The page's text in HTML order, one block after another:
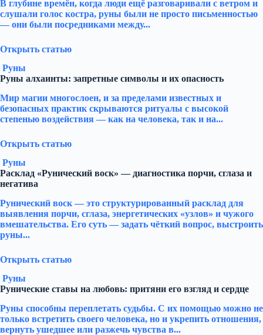
В глубине времён, когда люди ещё разговаривали с ветром и
слушали голос костра, руны были не просто письменностью
— они были посредниками между...
Открыть статью
Руны
Руны алхаинты: запретные символы и их опасность
Мир магии многослоен, и за пределами известных и
безопасных практик скрываются ритуалы с высокой
степенью воздействия — как на человека, так и на...
Открыть статью
Руны
Расклад «Рунический воск» — диагностика порчи, сглаза и
негатива
Рунический воск — это структурированный расклад для
выявления порчи, сглаза, энергетических «узлов» и чужого
вмешательства. Его суть — задать чёткий вопрос, выстроить
руны...
Открыть статью
Руны
Рунические ставы на любовь: притяни его взгляд и сердце
Руны способны переплетать судьбы. С их помощью можно не
только встретить своего человека, но и укрепить отношения,
вернуть ушедшее или разжечь чувства в...